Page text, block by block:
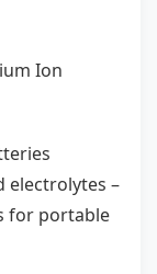
Ion
electrolytes –
for portable